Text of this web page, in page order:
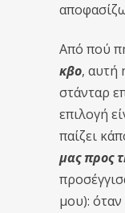
Από πού
κβο, αυτή
στάνταρ
επιλογή
παίζει
μας προς
μου):